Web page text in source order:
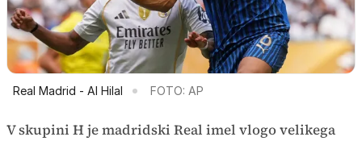
Real Madrid - Al Hilal FOTO: AP
V skupini H je madridski Real imel vlogo velikega